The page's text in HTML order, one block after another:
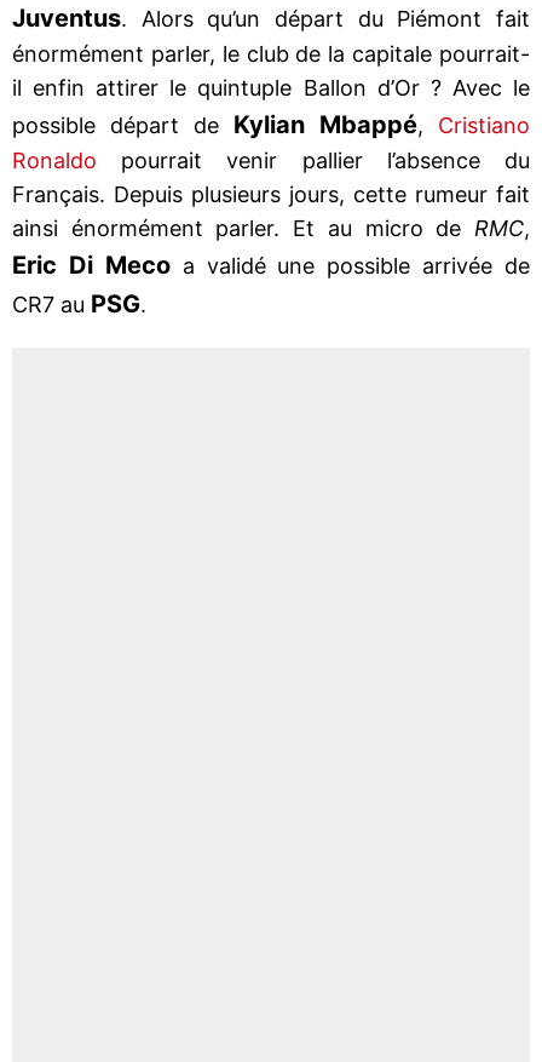
Juventus. Alors qu’un départ du Piémont fait
énormément parler, le club de la capitale pourrait-
il enfin attirer le quintuple Ballon d’Or ? Avec le
possible départ de Kylian Mbappé, Cristiano
Ronaldo pourrait venir pallier l’absence du
Français. Depuis plusieurs jours, cette rumeur fait
ainsi énormément parler. Et au micro de RMC,
Eric Di Mecoa validé une possible arrivée de
CR7 au PSG.